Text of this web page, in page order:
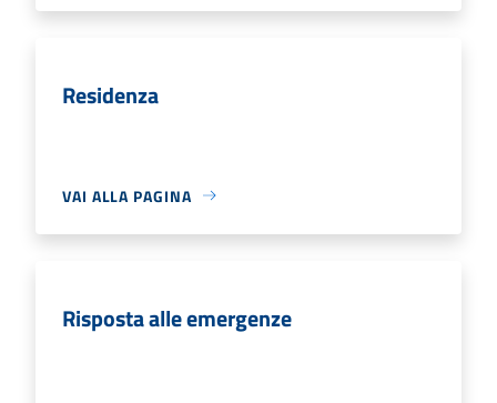
Residenza
VAI ALLA PAGINA
Risposta alle emergenze